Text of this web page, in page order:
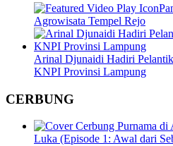
Agrowisata Tempel Rejo
Arinal Djunaidi Hadiri
KNPI Provinsi Lampung
CERBUNG
Luka (Episode 1: Awal dari